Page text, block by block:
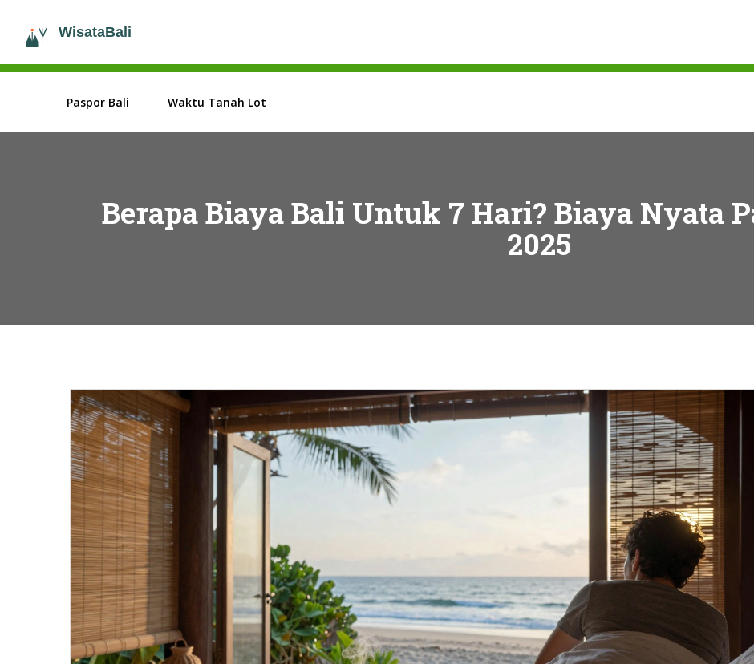
Paspor Bali Waktu Tanah Lot
Berapa Biaya Bali Untuk 7 Hari? Biaya Nyata
2025